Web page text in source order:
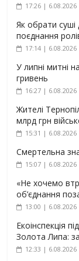
17:26 | 6.08.2026
Як обрати суші
поєднання
17:14 | 6.08.2026
У липні митні
гривень
16:27 | 6.08.2026
Жителі
млрд грн
15:31 | 6.08.2026
Смертельна
15:07 | 6.08.2026
«Не хочемо
об’єднання
13:00 | 6.08.2026
Екоінспекція
Золота Липа:
12:33 | 6.08.2026